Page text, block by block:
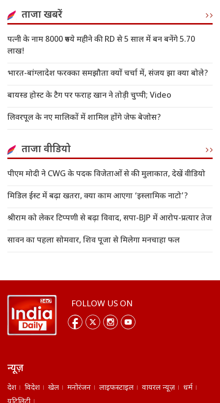
ताजा खबरें
पत्नी के नाम 8000 रुपये महीने की RD से 5 साल में बन बनेंगे 5.70
लाख!
भारत-बांग्लादेश फरक्का समझौता क्यों चर्चा में, संजय झा क्या बोले?
बायस्ड होस्ट के टैग पर फराह खान ने तोड़ी चुप्पी; Video
लिवरपूल के नए मालिकों में शामिल होंगे जेफ बेजोस?
ताजा वीडियो
पीएम मोदी ने CWG के पदक विजेताओं से की मुलाकात, देखें वीडियो
मिडिल ईस्ट में बढ़ा खतरा, क्या काम आएगा ‘इस्लामिक नाटो’?
श्रीराम को लेकर टिप्पणी से बढ़ा विवाद, सपा-BJP में आरोप-प्रत्यार तेज
सावन का पहला सोमवार, शिव पूजा से मिलेगा मनचाहा फल
FOLLOW US ON
न्यूज़
देश विदेश खेल मनोरंजन लाइफस्टाइल वायरल न्यूज़
धर्म